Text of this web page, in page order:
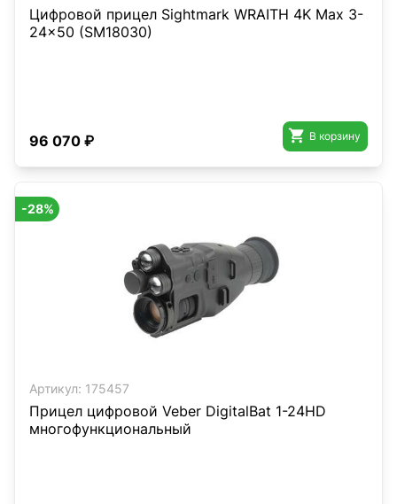
Цифровой прицел Sightmark WRAITH 4K Max 3-
24x50 (SM18030)
96 070 ₽  В корзину
Артикул: 175457
Прицел цифровой Veber DigitalBat 1-24HD
многофункциональный
-28%